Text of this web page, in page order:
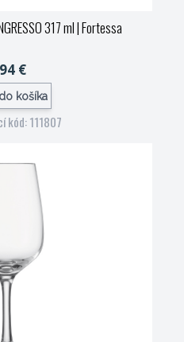
317 ml| Fortessa
€
košíka
kód: 111807